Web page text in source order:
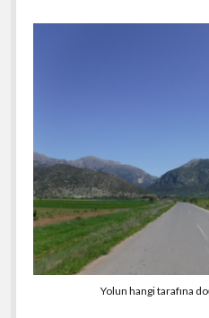
Yolun hangi tarafına